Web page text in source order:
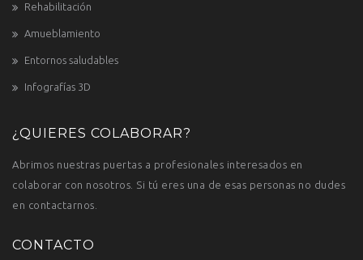
Rehabilitación
Amueblamiento
Entornos saludables
Infografías 3D
¿QUIERES COLABORAR?
Abrimos nuestras puertas a profesionales interesados en
colaborar con nosotros. Si tú eres una de esas personas no dudes
en contactarnos.
CONTACTO